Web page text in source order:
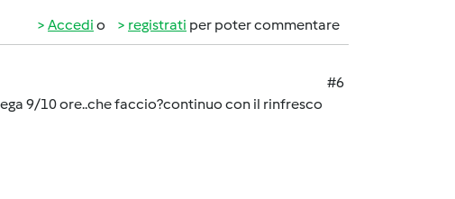
Accedi o registrati per poter commentare
#6
9/10 ore..che faccio?continuo con il rinfresco